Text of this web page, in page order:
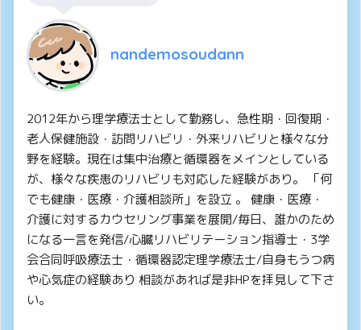
nandemosoudann
2012年から理学療法士として勤務し、急性期・回復期・
老人保健施設・訪問リハビリ・外来リハビリと様々な分
野を経験。現在は集中治療と循環器をメインとしている
が、様々な疾患のリハビリも対応した経験があり。 「何
でも健康・医療・介護相談所」を設立 。 健康・医療・
介護に対するカウセリング事業を展開/毎日、誰かのため
になる一言を発信/心臓リハビリテーション指導士・3学
会合同呼吸療法士・循環器認定理学療法士/自身もうつ病
や心気症の経験あり 相談があれば是非HPを拝見して下さ
い。